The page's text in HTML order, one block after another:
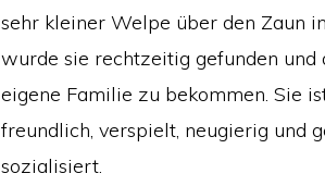
sehr kleiner Welpe über den Zaun
wurde sie rechtzeitig gefunden
eigene Familie zu bekommen. Sie
freundlich, verspielt, neugierig und
sozialisiert.